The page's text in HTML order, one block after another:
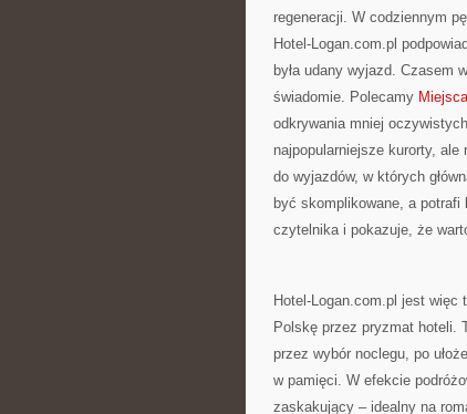
regeneracji. W codziennym
Hotel-Logan.com.pl
była udany wyjazd. Czasem
świadomie. Polecamy
odkrywania mniej
najpopularniejsze kurorty,
do wyjazdów, w których
być skomplikowane, a
czytelnika i pokazuje, że
Hotel-Logan.com.pl jest
Polskę przez pryzmat hoteli.
przez wybór noclegu, po
w pamięci. W efekcie
zaskakujący – idealny na